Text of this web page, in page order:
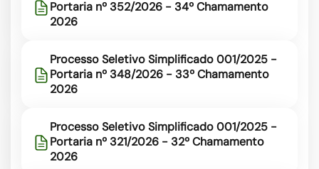
Portaria nº 352/2026 - 34º Chamamento
2026
Processo Seletivo Simplificado 001/2025 -
Portaria nº 348/2026 - 33º Chamamento
2026
Processo Seletivo Simplificado 001/2025 -
Portaria nº 321/2026 - 32º Chamamento
2026